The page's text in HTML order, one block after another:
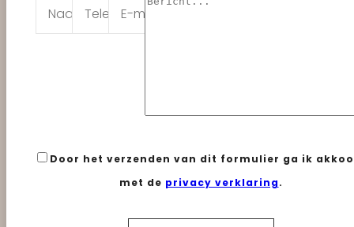
Door het verzenden van dit formulier ga ik
met de privacy verklaring.